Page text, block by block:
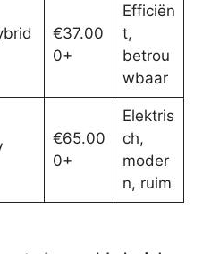
€37.00
0+
Efficiën
t,
betrou
wbaar
€65.00
0+
Elektris
ch,
moder
n, ruim